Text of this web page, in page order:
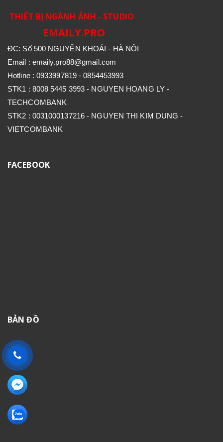
THIẾT BỊ NGÀNH ẢNH - STUDIO
EMAILY.PRO
ĐC: Số 500 NGUYỄN KHOÁI - HÀ NỘI
Email : emaily.pro88@gmail.com
Hotline : 0933997819 - 0854453993
STK1 : 8008 5445 3993 - NGUYEN HOANG LY -
TECHCOMBANK
STK2 : 0031000137216 - NGUYEN THI KIM DUNG -
VIETCOMBANK
FACEBOOK
BẢN ĐỒ